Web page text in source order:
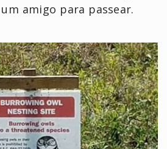
amigo para passear.